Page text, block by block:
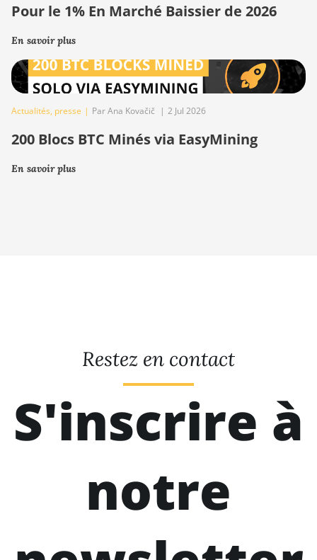
Pour le 1% En Marché Baissier de 2026
En savoir plus
Actualités, presse | Par Ana Kovačič | 2 Jul 2026
200 Blocs BTC Minés via EasyMining
En savoir plus
Restez en contact
S'inscrire à
notre